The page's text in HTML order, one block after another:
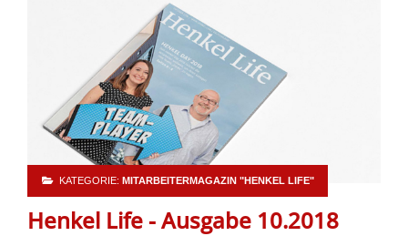
KATEGORIE: MITARBEITERMAGAZIN "HENKEL LIFE"
Henkel Life - Ausgabe 10.2018